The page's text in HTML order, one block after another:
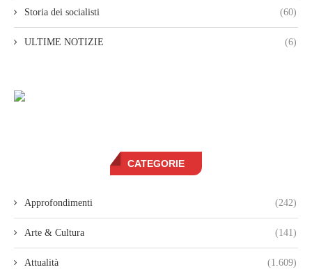
Storia dei socialisti (60)
ULTIME NOTIZIE (6)
CATEGORIE
Approfondimenti (242)
Arte & Cultura (141)
Attualità (1.609)